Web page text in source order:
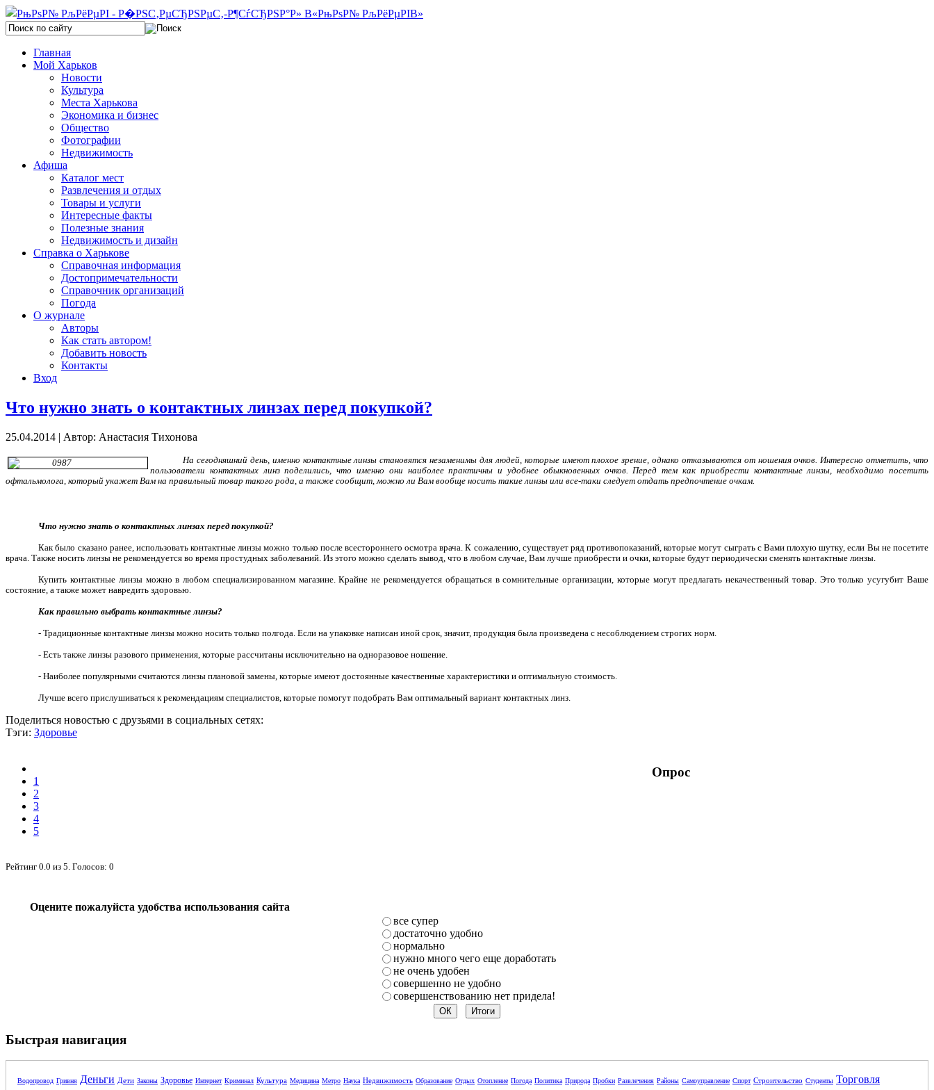
Главная
Мой Харьков
Новости
Культура
Места Харькова
Экономика и бизнес
Общество
Фотографии
Недвижимость
Афиша
Каталог мест
Развлечения и отдых
Товары и услуги
Интересные факты
Полезные знания
Недвижимость и дизайн
Справка о Харькове
Справочная информация
Достопримечательности
Справочник организаций
Погода
О журнале
Авторы
Как стать автором!
Добавить новость
Контакты
Вход
Что нужно знать о контактных линзах перед покупкой?
25.04.2014 | Автор: Анастасия Тихонова
На сегодняшний день, именно контактные линзы становятся незаменимы для людей, которые имеют плохое зрение, однако отказываются от ношения очков. Интересно отметить, что
пользователи контактных линз поделились, что именно они наиболее практичны и удобнее обыкновенных очков. Перед тем как приобрести контактные линзы, необходимо посетить
офтальмолога, который укажет Вам на правильный товар такого рода, а также сообщит, можно ли Вам вообще носить такие линзы или все-таки следует отдать предпочтение очкам.
Что нужно знать о контактных линзах перед покупкой?
Как было сказано ранее, использовать контактные линзы можно только после всестороннего осмотра врача. К сожалению, существует ряд противопоказаний, которые могут сыграть с Вами плохую шутку, если Вы не посетите
врача. Также носить линзы не рекомендуется во время простудных заболеваний. Из этого можно сделать вывод, что в любом случае, Вам лучше приобрести и очки, которые будут периодически сменять контактные линзы.
Купить контактные линзы можно в любом специализированном магазине. Крайне не рекомендуется обращаться в сомнительные организации, которые могут предлагать некачественный товар. Это только усугубит Ваше
состояние, а также может навредить здоровью.
Как правильно выбрать контактные линзы?
- Традиционные контактные линзы можно носить только полгода. Если на упаковке написан иной срок, значит, продукция была произведена с несоблюдением строгих норм.
- Есть также линзы разового применения, которые рассчитаны исключительно на одноразовое ношение.
- Наиболее популярными считаются линзы плановой замены, которые имеют достоянные качественные характеристики и оптимальную стоимость.
Лучше всего прислушиваться к рекомендациям специалистов, которые помогут подобрать Вам оптимальный вариант контактных линз.
Поделиться новостью с друзьями в социальных сетях:
Тэги: Здоровье
1
2
3
4
5
Рейтинг 0.0 из 5 . Голосов: 0
Опрос
Оцените пожалуйста удобства использования сайта
все супер
достаточно удобно
нормально
нужно много чего еще доработать
не очень удобен
совершенно не удобно
совершенствованию нет придела!
Быстрая навигация
Водопровод Гривня Деньги Дети Законы Здоровье Интернет Криминал Культура Медицина Метро Наука Недвижимость Образование Отдых Отопление Погода Политика Природа Пробки Развлечения Районы Самоуправление Спорт Строительство Студенты Торговля